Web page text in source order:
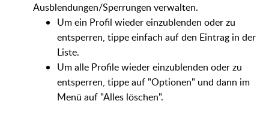
Ausblendungen/Sperrungen verwalten.
Um ein Profil wieder einzublenden oder zu
entsperren, tippe einfach auf den Eintrag in der
Liste.
Um alle Profile wieder einzublenden oder zu
entsperren, tippe auf "Optionen" und dann im
Menü auf "Alles löschen".